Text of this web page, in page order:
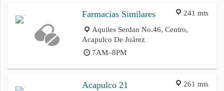
241 mts
Farmacias Similares
Aquiles Serdan No.46, Centro,
Acapulco De Juárez
7AM–8PM
261 mts
Acapulco 21